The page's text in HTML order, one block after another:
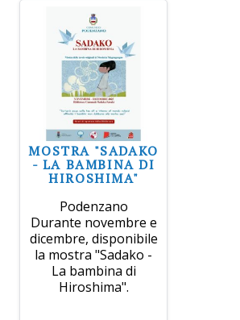
MOSTRA "SADAKO
- LA BAMBINA DI
HIROSHIMA"
Podenzano
Durante novembre e
dicembre, disponibile
la mostra "Sadako -
La bambina di
Hiroshima".